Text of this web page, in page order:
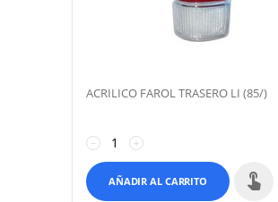
ACRILICO FAROL TRASERO LI (85/)
+
−
AÑADIR AL CARRITO